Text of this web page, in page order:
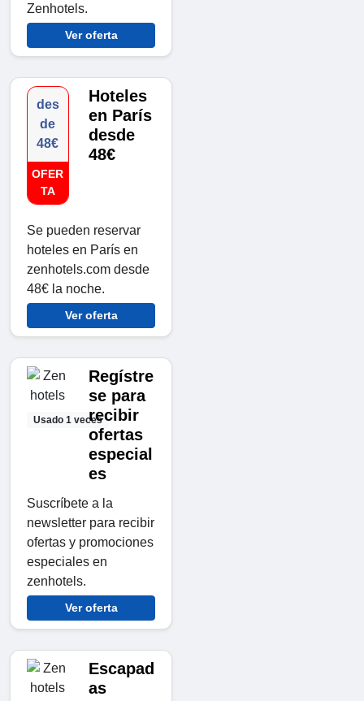
Zenhotels.
Ver oferta
des
de
48€
OFER
TA
Hoteles
en París
desde
48€
Se pueden reservar
hoteles en París en
zenhotels.com desde
48€ la noche.
Ver oferta
Usado 1 veces
Regístre
se para
recibir
ofertas
especial
es
Suscríbete a la
newsletter para recibir
ofertas y promociones
especiales en
zenhotels.
Ver oferta
Escapad
as